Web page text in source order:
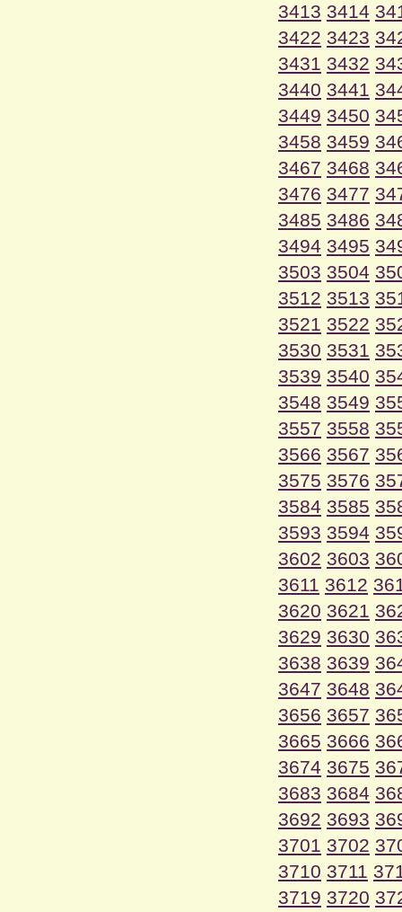
3413 3414
3422 3423
3431 3432
3440 3441
3449 3450
3458 3459
3467 3468
3476 3477
3485 3486
3494 3495
3503 3504
3512 3513
3521 3522
3530 3531
3539 3540
3548 3549
3557 3558
3566 3567
3575 3576
3584 3585
3593 3594
3602 3603
3611 3612
3620 3621
3629 3630
3638 3639
3647 3648
3656 3657
3665 3666
3674 3675
3683 3684
3692 3693
3701 3702
3710 3711
3719 3720